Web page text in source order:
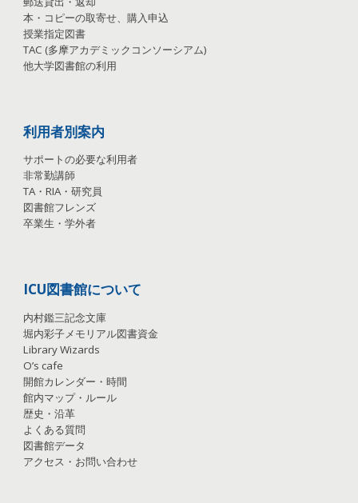
本・コピーの取寄せ、購入申込
授業指定図書
TAC (多摩アカデミックコンソーシアム)
他大学図書館の利用
利用者別案内
サポートの必要な利用者
非常勤講師
TA・RIA・研究員
図書館フレンズ
卒業生・学外者
ICU図書館について
内村鑑三記念文庫
堀内彩子メモリアル図書資金
Library Wizards
O’s cafe
開館カレンダー・時間
館内マップ・ルール
歴史・沿革
よくある質問
図書館データ
アクセス・お問い合わせ